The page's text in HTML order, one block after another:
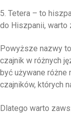
5. Tetera – to
do Hiszpanii, warto
Powyższe nazwy
czajnik w różnych
być używane
czajników, których
Dlatego warto